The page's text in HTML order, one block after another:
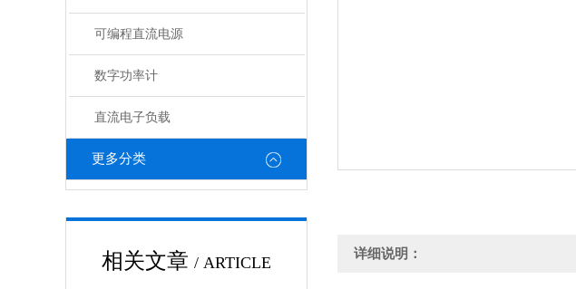
可编程直流电源
数字功率计
直流电子负载
更多分类
相关文章 / ARTICLE 详细说明：